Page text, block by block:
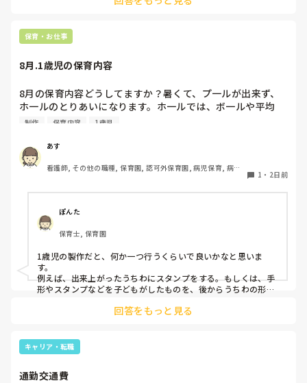
り、脚元に水入りペットボトルなどの重りを付けて補強してみ
てくださいね。安全で使いやすい方法が見つかるよう応援して
保育・お仕事
8月.1歳児の保育内容
8月の保育内容どうしてますか？暑くて、プ一ルが出来ず、
ホ一ルのとりあいになります。ホ一ルでは、ボ一ルや平均
台、風船で遊んでいます。製作で、うちわや望遠鏡や風鈴🎐
クラスです、玩具で遊ばせながら、何人かずつよんで、やっ
ています。何か、いいアイデアや、工夫など、何でもいいの
で、教えて下さい。
制作 保育内容 1歳児
あす
看護師, その他の職種, 保育園, 認可外保育園, 病児保育, 病院
1 ・ 2日前
ぽんた
保育士, 保育園
1歳児の製作だと、何か一つ行うくらいで良いかなと思いま
す。
例えば、出来上がったうちわにスタンプをする。もしくは、手
形やスタンプなどを子どもがしたものを、後からうちわの形に
雨遊び、氷遊び、など間食遊びをたくさん行っています。
す！いつもと違うおもちゃ、室内に興味津々です！
回答をもっと見る
キャリア・転職
通勤交通費